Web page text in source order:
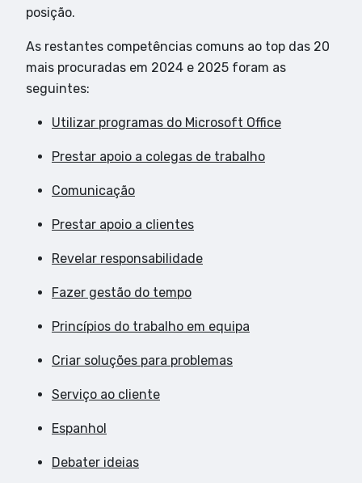
posição.
As restantes competências comuns ao top das 20
mais procuradas em 2024 e 2025 foram as
seguintes:
Utilizar programas do Microsoft Office
Prestar apoio a colegas de trabalho
Comunicação
Prestar apoio a clientes
Revelar responsabilidade
Fazer gestão do tempo
Princípios do trabalho em equipa
Criar soluções para problemas
Serviço ao cliente
Espanhol
Debater ideias